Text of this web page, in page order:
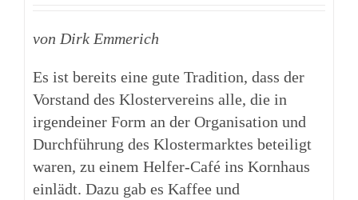
von Dirk Emmerich
Es ist bereits eine gute Tradition, dass der
Vorstand des Klostervereins alle, die in
irgendeiner Form an der Organisation und
Durchführung des Klostermarktes beteiligt
waren, zu einem Helfer-Café ins Kornhaus
einlädt. Dazu gab es Kaffee und